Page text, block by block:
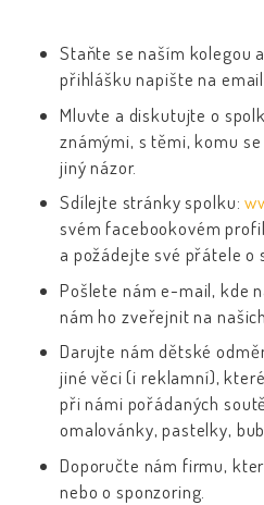
Staňte se naším kolegou
přihlášku napište na
Mluvte a diskutujte o
známými, s těmi, komu
jiný názor.
Sdílejte stránky spolku:
svém facebookovém
a požádejte své přátele
Pošlete nám e-mail, kde
nám ho zveřejnit na
Darujte nám dětské
jiné věci (i reklamní),
při námi pořádaných
omalovánky, pastelky,
Doporučte nám firmu,
nebo o sponzoring.